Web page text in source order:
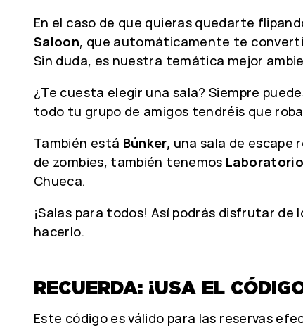
En el caso de que quieras quedarte
Saloon, que automáticamente te
Sin duda, es nuestra temática mejor
¿Te cuesta elegir una sala? Siempre
todo tu grupo de amigos tendréis que
También está Búnker, una sala de escape
de zombies, también tenemos
Chueca.
¡Salas para todos! Así podrás disfrutar
hacerlo.
RECUERDA: ¡USA EL
Este código es válido para las reservas